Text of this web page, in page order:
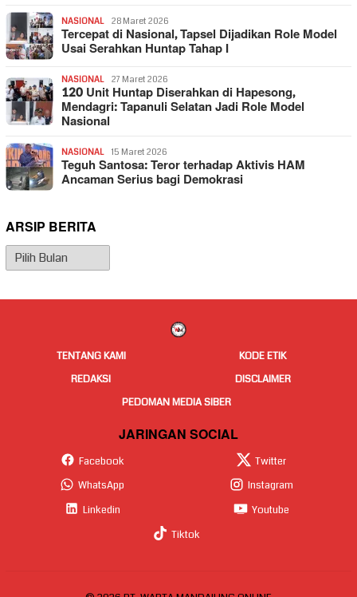
NASIONAL 28 Maret 2026
Tercepat di Nasional, Tapsel Dijadikan Role Model
Usai Serahkan Huntap Tahap I
NASIONAL 27 Maret 2026
120 Unit Huntap Diserahkan di Hapesong,
Mendagri: Tapanuli Selatan Jadi Role Model
Nasional
NASIONAL 15 Maret 2026
Teguh Santosa: Teror terhadap Aktivis HAM
Ancaman Serius bagi Demokrasi
ARSIP BERITA
Arsip
Berita
TENTANG KAMI
KODE ETIK
REDAKSI
DISCLAIMER
PEDOMAN MEDIA SIBER
JARINGAN SOCIAL
Facebook
Twitter
WhatsApp
Instagram
Linkedin
Youtube
Tiktok